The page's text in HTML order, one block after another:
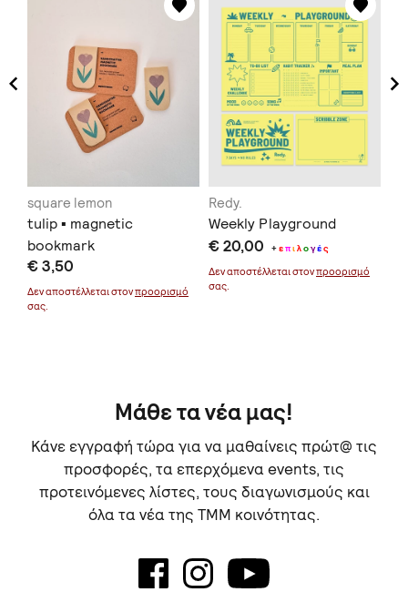
square lemon
tulip ▪ magnetic
bookmark
€ 3,50
Δεν αποστέλλεται στονπροορισμό
σας.
Redy.
Weekly Playground
€ 20,00 +επιλογές
Δεν αποστέλλεται στονπροορισμό
σας.
Μάθε τα νέα μας!
Κάνε εγγραφή τώρα για να μαθαίνεις πρώτ@ τις
προσφορές, τα επερχόμενα events, τις
προτεινόμενες λίστες, τους διαγωνισμούς και
όλα τα νέα της TMM κοινότητας.